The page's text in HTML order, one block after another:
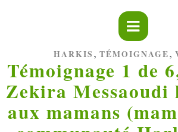
HARKIS , TÉMOIGNAGE,
Témoignage 1 de
Zekira Messaoudi
aux mamans